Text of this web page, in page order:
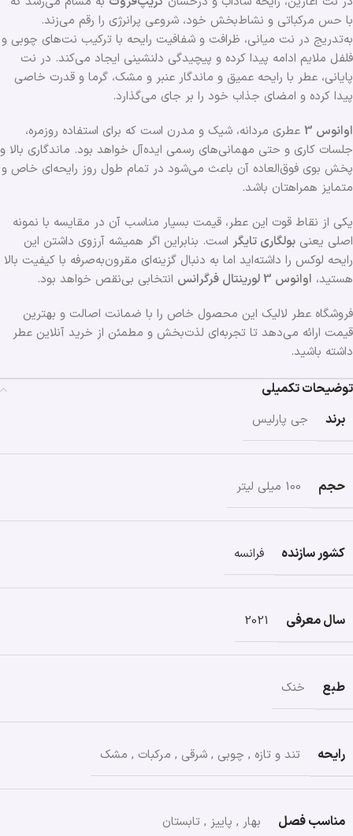
با حس مرکباتی و نشاط‌بخش خود، شروعی پرانرژی را رقم می‌زند.
به‌تدریج در نت میانی، ظرافت و شفافیت رایحه با ترکیب نت‌های چوبی و
فلفل ملایم ادامه پیدا کرده و پیچیدگی دلنشینی ایجاد می‌کند. در نت
پایانی، عطر با رایحه عمیق و ماندگار عنبر و مشک، گرما و قدرت خاصی
پیدا کرده و امضای جذاب خود را بر جای می‌گذارد.
اوانوس 3
عطری مردانه، شیک و مدرن است که برای استفاده روزمره،
جلسات کاری و حتی مهمانی‌های رسمی ایده‌آل خواهد بود. ماندگاری بالا و
پخش بوی فوق‌العاده آن باعث می‌شود در تمام طول روز رایحه‌ای خاص و
متمایز همراهتان باشد.
یکی از نقاط قوت این عطر، قیمت بسیار مناسب آن در مقایسه با نمونه
اصلی یعنی بولگاری تایگر است. بنابراین اگر همیشه آرزوی داشتن این
رایحه لوکس را داشته‌اید اما به دنبال گزینه‌ای مقرون‌به‌صرفه با کیفیت بالا
هستید، اوانوس 3 لورینتال فرگرانس
انتخابی بی‌نقص خواهد بود.
فروشگاه عطر لالیک این محصول خاص را با ضمانت اصالت و بهترین
قیمت ارائه می‌دهد تا تجربه‌ای لذت‌بخش و مطمئن از خرید آنلاین عطر
داشته باشید.
توضیحات تکمیلی
برند
جی پارلیس
حجم 100 میلی لیتر
کشور سازنده فرانسه
سال معرفی 2021
طبع خنک
رایحه تند و تازه , چوبی , شرقی , مرکبات , مشک
مناسب فصل بهار , پاییز , تابستان